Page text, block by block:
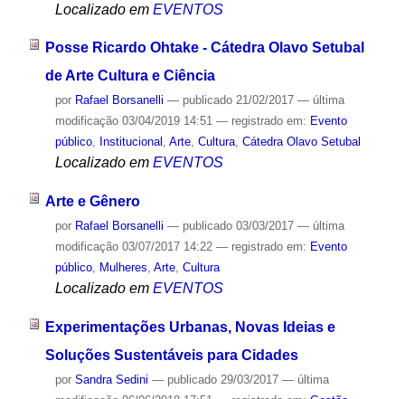
Localizado em EVENTOS
Posse Ricardo Ohtake - Cátedra Olavo Setubal
de Arte Cultura e Ciência
por Rafael Borsanelli — publicado21/02/2017 — última
modificação03/04/2019 14:51 — registrado em: Evento
público, Institucional , Arte, Cultura, Cátedra Olavo Setubal
Localizado em EVENTOS
Arte e Gênero
por Rafael Borsanelli — publicado03/03/2017 — última
modificação03/07/2017 14:22 — registrado em: Evento
público, Mulheres, Arte, Cultura
Localizado em EVENTOS
Experimentações Urbanas, Novas Ideias e
Soluções Sustentáveis para Cidades
por Sandra Sedini — publicado29/03/2017 — última